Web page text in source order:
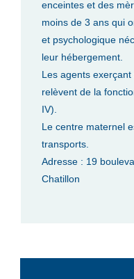
enceintes et des
moins de 3 ans qui
et psychologique
leur hébergement.
Les agents
relèvent de la
IV).
Le centre maternel
transports.
Adresse : 19
Chatillon